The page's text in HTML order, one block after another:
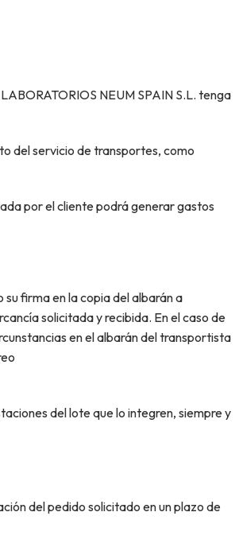
NEUM SPAIN S.L. tenga
del servicio de transportes, como
por el cliente podrá generar gastos
firma en la copia del albarán a
solicitada y recibida. En el caso de
en el albarán del transportista
del lote que lo integren, siempre y
del pedido solicitado en un plazo de